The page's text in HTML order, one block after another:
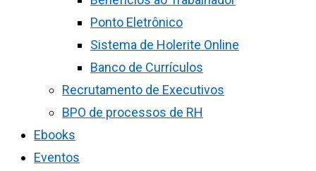
Ponto Eletrônico
Sistema de Holerite Online
Banco de Currículos
Recrutamento de Executivos
BPO de processos de RH
Ebooks
Eventos